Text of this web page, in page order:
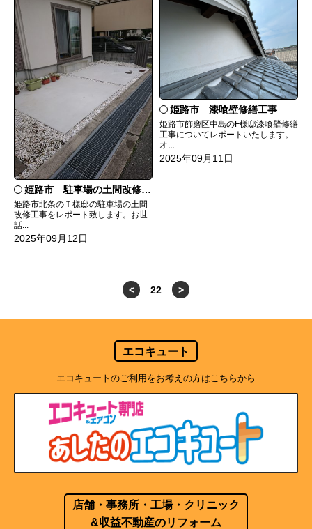
姫路市 駐車場の土間改修工事
姫路市北条のＴ様邸の駐車場の土間
改修工事をレポート致します。お世
話...
2025年09月12日
姫路市 漆喰壁修繕工事
姫路市飾磨区中島のF様邸漆喰壁修繕
工事についてレポートいたします。
オ...
2025年09月11日
< 22 >
エコキュート
エコキュートのご利用をお考えの方はこちらから
店舗・事務所・工場・クリニック
&収益不動産のリフォーム